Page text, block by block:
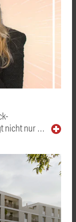
nicht nur …